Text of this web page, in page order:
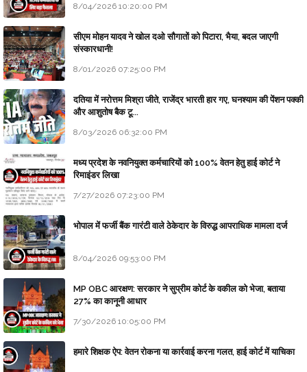
8/04/2026 10:20:00 PM
सीएम मोहन यादव ने खोल दओ सौगातों को पिटारा, भैया, बदल जाएगी
संस्कारधानी!
8/01/2026 07:25:00 PM
दतिया में नरोत्तम मिश्रा जीते, राजेंद्र भारती हार गए, घनश्याम की पेंशन पक्की
और आशुतोष बैक टू...
8/03/2026 06:32:00 PM
मध्य प्रदेश के नवनियुक्त कर्मचारियों को 100% वेतन हेतु हाई कोर्ट ने
रिमाइंडर लिखा
7/27/2026 07:23:00 PM
भोपाल में फर्जी बैंक गारंटी वाले ठेकेदार के विरुद्ध आपराधिक मामला दर्ज
8/04/2026 09:53:00 PM
MP OBC आरक्षण: सरकार ने सुप्रीम कोर्ट के वकील को भेजा, बताया
27% का कानूनी आधार
7/30/2026 10:05:00 PM
हमारे शिक्षक ऐप: वेतन रोकना या कार्रवाई करना गलत, हाई कोर्ट में याचिका